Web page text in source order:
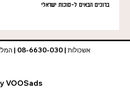
ברוכים הבאים ל-סוכות ישראלי
אשכולות | 08-6630-030 | המלאכה 7, אזור תעשיה צפוני, לוד
VOOSads